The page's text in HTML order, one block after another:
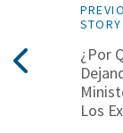
STORY
¿Por
Los